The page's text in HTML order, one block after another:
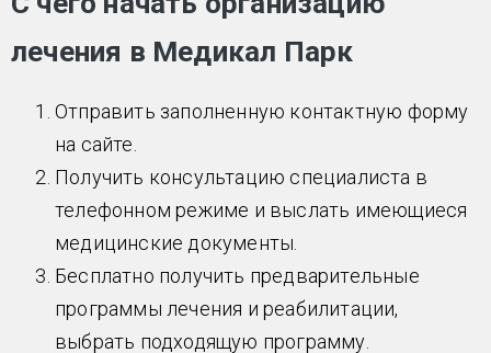
лечения в Медикал Парк
Отправить заполненную контактную форму
на сайте.
Получить консультацию специалиста в
телефонном режиме и выслать имеющиеся
медицинские документы.
Бесплатно получить предварительные
программы лечения и реабилитации,
выбрать подходящую программу.